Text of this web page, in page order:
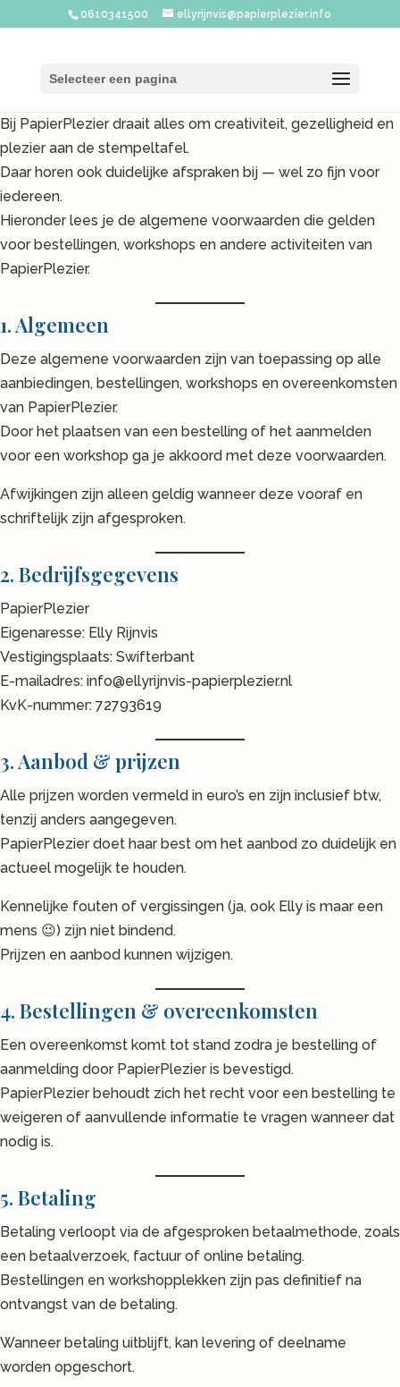
0610341500 ellyrijnvis@papierplezier.info
Selecteer een pagina
Bij PapierPlezier draait alles om creativiteit, gezelligheid en
plezier aan de stempeltafel.
Daar horen ook duidelijke afspraken bij — wel zo fijn voor
iedereen.
Hieronder lees je de algemene voorwaarden die gelden
voor bestellingen, workshops en andere activiteiten van
PapierPlezier.
1. Algemeen
Deze algemene voorwaarden zijn van toepassing op alle
aanbiedingen, bestellingen, workshops en overeenkomsten
van PapierPlezier.
Door het plaatsen van een bestelling of het aanmelden
voor een workshop ga je akkoord met deze voorwaarden.
Afwijkingen zijn alleen geldig wanneer deze vooraf en
schriftelijk zijn afgesproken.
2. Bedrijfsgegevens
PapierPlezier
Eigenaresse: Elly Rijnvis
Vestigingsplaats: Swifterbant
E-mailadres: info@ellyrijnvis-papierplezier.nl
KvK-nummer: 72793619
3. Aanbod & prijzen
Alle prijzen worden vermeld in euro’s en zijn inclusief btw,
tenzij anders aangegeven.
PapierPlezier doet haar best om het aanbod zo duidelijk en
actueel mogelijk te houden.
Kennelijke fouten of vergissingen (ja, ook Elly is maar een
mens 😉) zijn niet bindend.
Prijzen en aanbod kunnen wijzigen.
4. Bestellingen & overeenkomsten
Een overeenkomst komt tot stand zodra je bestelling of
aanmelding door PapierPlezier is bevestigd.
PapierPlezier behoudt zich het recht voor een bestelling te
weigeren of aanvullende informatie te vragen wanneer dat
nodig is.
5. Betaling
Betaling verloopt via de afgesproken betaalmethode, zoals
een betaalverzoek, factuur of online betaling.
Bestellingen en workshopplekken zijn pas definitief na
ontvangst van de betaling.
Wanneer betaling uitblijft, kan levering of deelname
worden opgeschort.